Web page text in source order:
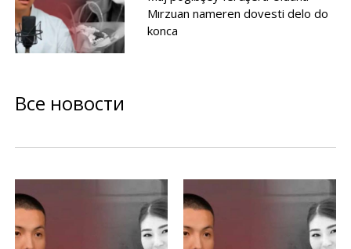
Mırzuan nameren dovesti delo do
konca
Все новости